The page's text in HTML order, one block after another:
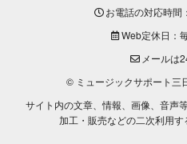
お電話の対応時間
Web定休日：
メールは
© ミュージックサポート三
サイト内の文章、情報、画像、音声
加工・販売などの二次利用す